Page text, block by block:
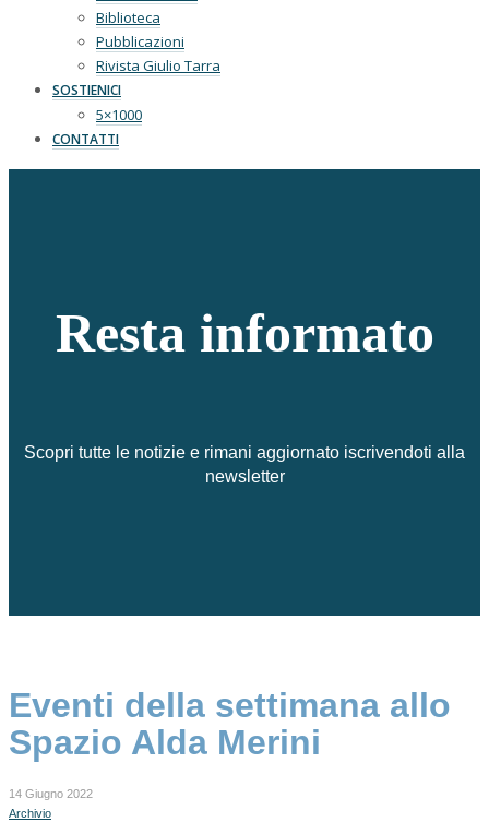
Biblioteca
Pubblicazioni
Rivista Giulio Tarra
SOSTIENICI
5×1000
CONTATTI
Resta informato
Scopri tutte le notizie e rimani aggiornato iscrivendoti alla
newsletter
Eventi della settimana allo
Spazio Alda Merini
14 Giugno 2022
Archivio